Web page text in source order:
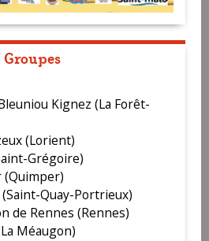
Groupes
Kignez (La Forêt-
(Lorient)
Grégoire)
(Quimper)
Quay-Portrieux)
de Rennes (Rennes)
Méaugon)